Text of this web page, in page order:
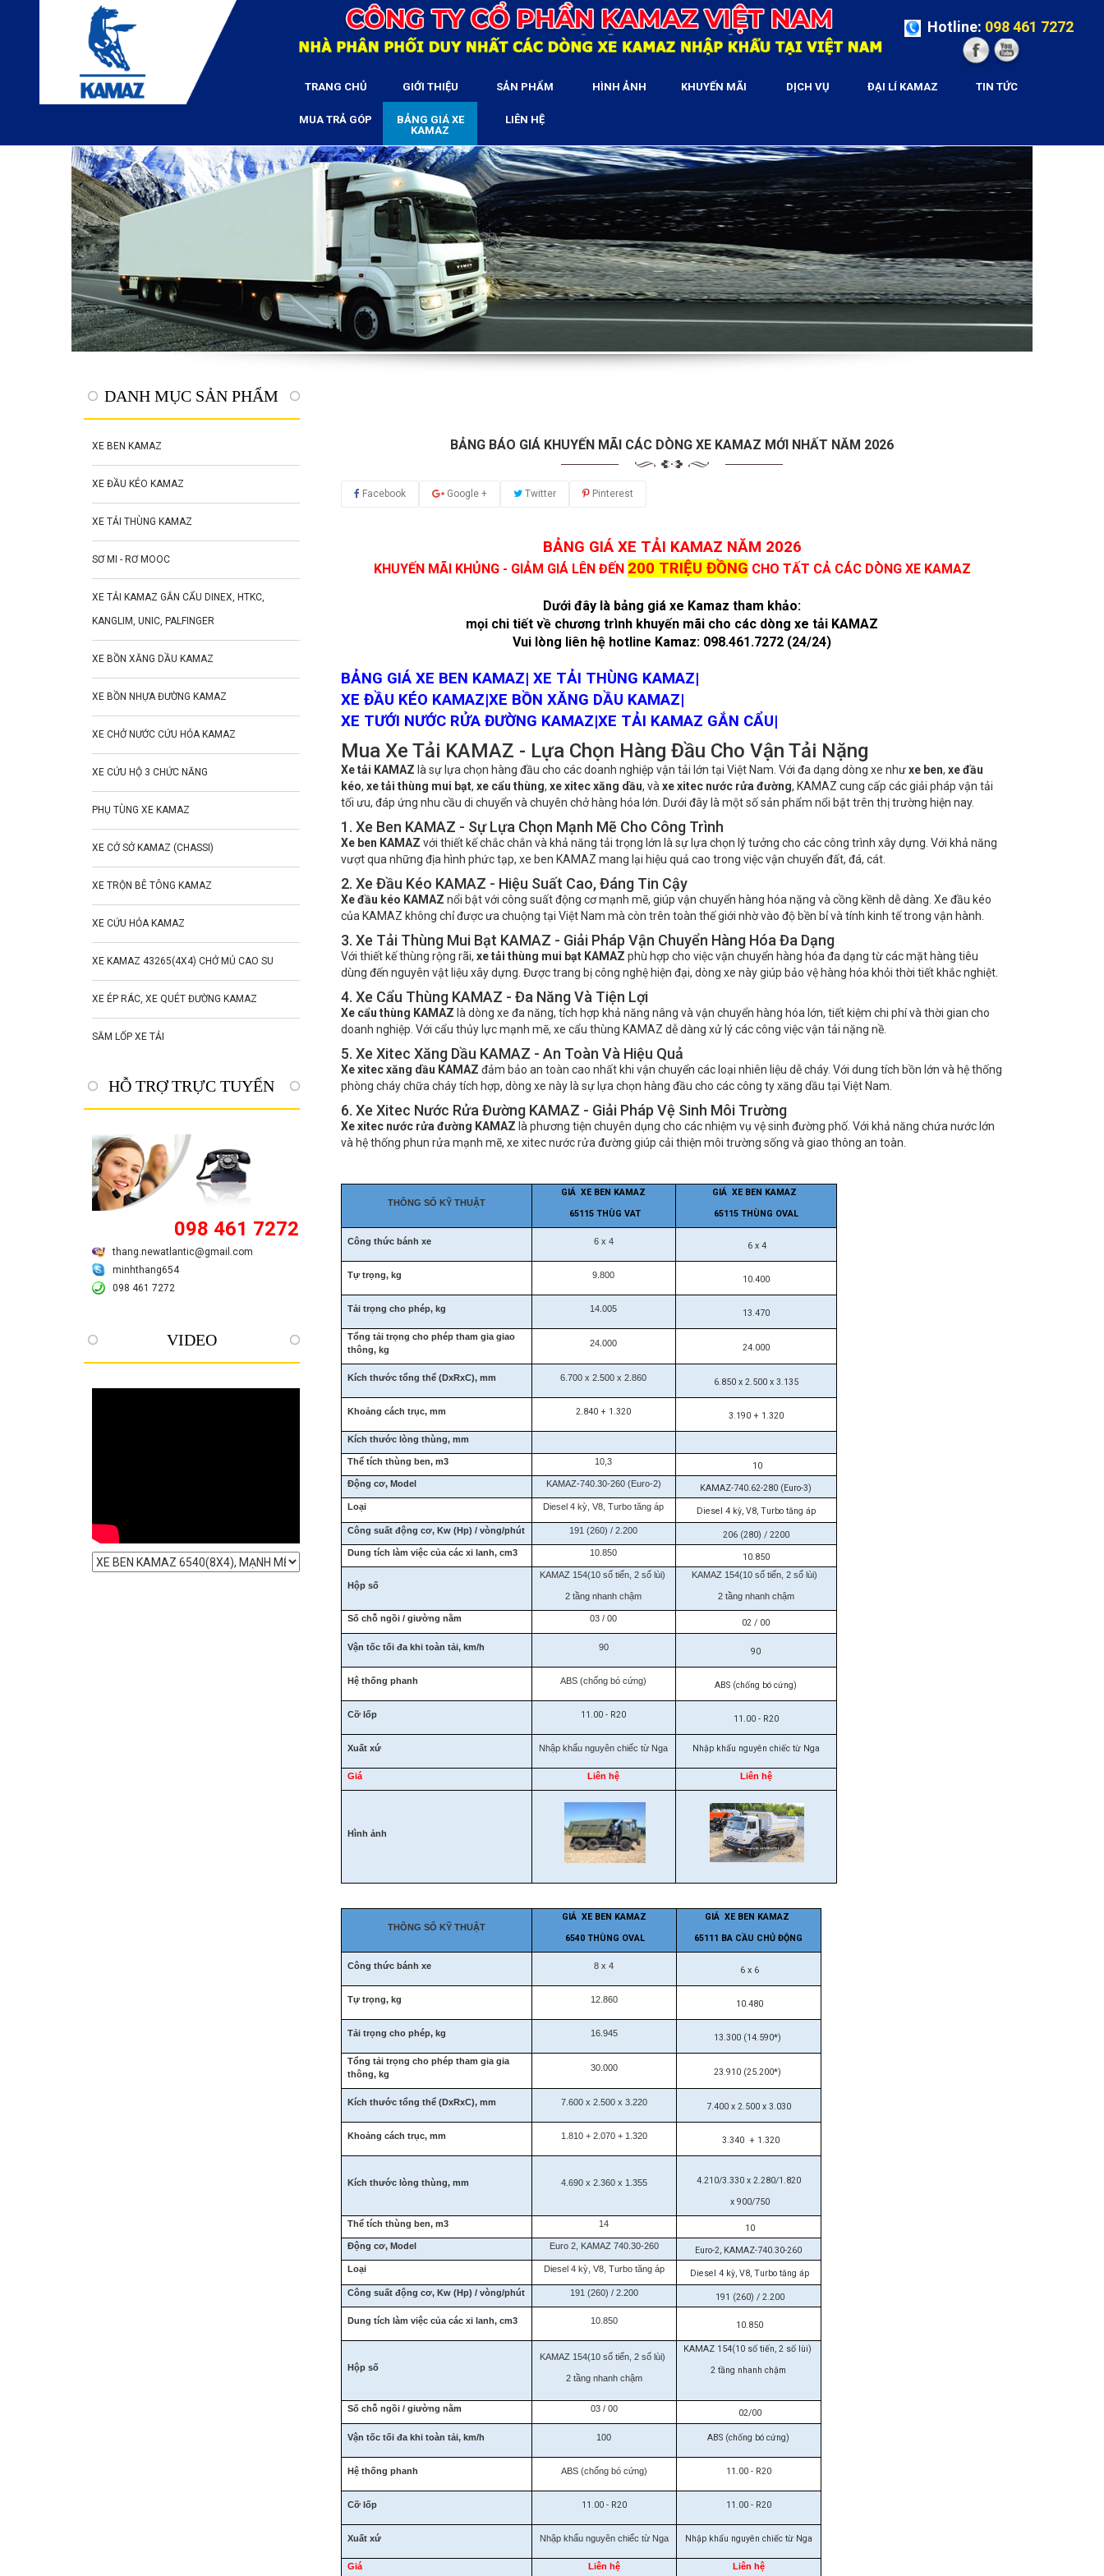
Hotline: 098 461 7272
TRANG CHỦ GIỚI THIỆU SẢN PHẨM HÌNH ẢNH KHUYẾN MÃI DỊCH VỤ ĐẠI LÍ KAMAZ TIN TỨC
MUA TRẢ GÓP
BẢNG GIÁ XE
KAMAZ
LIÊN HỆ
DANH MỤC SẢN PHẨM
XE BEN KAMAZ
XE ĐẦU KÉO KAMAZ
XE TẢI THÙNG KAMAZ
SƠ MI - RƠ MOOC
XE TẢI KAMAZ GẮN CẨU DINEX, HTKC,
KANGLIM, UNIC, PALFINGER
XE BỒN XĂNG DẦU KAMAZ
XE BỒN NHỰA ĐƯỜNG KAMAZ
XE CHỞ NƯỚC CỨU HỎA KAMAZ
XE CỨU HỘ 3 CHỨC NĂNG
PHỤ TÙNG XE KAMAZ
XE CỞ SỞ KAMAZ (CHASSI)
XE TRỘN BÊ TÔNG KAMAZ
XE CỨU HỎA KAMAZ
XE KAMAZ 43265(4X4) CHỞ MỦ CAO SU
XE ÉP RÁC, XE QUÉT ĐƯỜNG KAMAZ
SĂM LỐP XE TẢI
HỖ TRỢ TRỰC TUYẾN
098 461 7272
thang.newatlantic@gmail.com
minhthang654
098 461 7272
VIDEO
BẢNG BÁO GIÁ KHUYẾN MÃI CÁC DÒNG XE KAMAZ MỚI NHẤT NĂM 2026
Facebook Google + Twitter Pinterest
BẢNG GIÁ XE TẢI KAMAZ NĂM 2026
KHUYẾN MÃI KHỦNG - GIẢM GIÁ LÊN ĐẾN 200 TRIỆU ĐỒNG CHO TẤT CẢ CÁC DÒNG XE KAMAZ
Dưới đây là bảng giá xe Kamaz tham khảo:
mọi chi tiết về chương trình khuyến mãi cho các dòng xe tải KAMAZ
Vui lòng liên hệ hotline Kamaz: 098.461.7272 (24/24)
BẢNG GIÁ XE BEN KAMAZ| XE TẢI THÙNG KAMAZ|
XE ĐẦU KÉO KAMAZ|XE BỒN XĂNG DẦU KAMAZ|
XE TƯỚI NƯỚC RỬA ĐƯỜNG KAMAZ|XE TẢI KAMAZ GẮN CẨU|
Mua Xe Tải KAMAZ - Lựa Chọn Hàng Đầu Cho Vận Tải Nặng
Xe tải KAMAZ là sự lựa chọn hàng đầu cho các doanh nghiệp vận tải lớn tại Việt Nam. Với đa dạng dòng xe nhưxe ben, xe đầu
kéo, xe tải thùng mui bạt, xe cẩu thùng, xe xitec xăng dầu, và xe xitec nước rửa đường, KAMAZ cung cấp các giải pháp vận tải
tối ưu, đáp ứng nhu cầu di chuyển và chuyên chở hàng hóa lớn. Dưới đây là một số sản phẩm nổi bật trên thị trường hiện nay.
1. Xe Ben KAMAZ - Sự Lựa Chọn Mạnh Mẽ Cho Công Trình
Xe ben KAMAZ với thiết kế chắc chắn và khả năng tải trọng lớn là sự lựa chọn lý tưởng cho các công trình xây dựng. Với khả năng
vượt qua những địa hình phức tạp, xe ben KAMAZ mang lại hiệu quả cao trong việc vận chuyển đất, đá, cát.
2. Xe Đầu Kéo KAMAZ - Hiệu Suất Cao, Đáng Tin Cậy
Xe đầu kéo KAMAZ nổi bật với công suất động cơ mạnh mẽ, giúp vận chuyển hàng hóa nặng và cồng kềnh dễ dàng. Xe đầu kéo
của KAMAZ không chỉ được ưa chuộng tại Việt Nam mà còn trên toàn thế giới nhờ vào độ bền bỉ và tính kinh tế trong vận hành.
3. Xe Tải Thùng Mui Bạt KAMAZ - Giải Pháp Vận Chuyển Hàng Hóa Đa Dạng
Với thiết kế thùng rộng rãi, xe tải thùng mui bạt KAMAZ phù hợp cho việc vận chuyển hàng hóa đa dạng từ các mặt hàng tiêu
dùng đến nguyên vật liệu xây dựng. Được trang bị công nghệ hiện đại, dòng xe này giúp bảo vệ hàng hóa khỏi thời tiết khắc nghiệt.
4. Xe Cẩu Thùng KAMAZ - Đa Năng Và Tiện Lợi
Xe cẩu thùng KAMAZ là dòng xe đa năng, tích hợp khả năng nâng và vận chuyển hàng hóa lớn, tiết kiệm chi phí và thời gian cho
doanh nghiệp. Với cẩu thủy lực mạnh mẽ, xe cẩu thùng KAMAZ dễ dàng xử lý các công việc vận tải nặng nề.
5. Xe Xitec Xăng Dầu KAMAZ - An Toàn Và Hiệu Quả
Xe xitec xăng dầu KAMAZ đảm bảo an toàn cao nhất khi vận chuyển các loại nhiên liệu dễ cháy. Với dung tích bồn lớn và hệ thống
phòng cháy chữa cháy tích hợp, dòng xe này là sự lựa chọn hàng đầu cho các công ty xăng dầu tại Việt Nam.
6. Xe Xitec Nước Rửa Đường KAMAZ - Giải Pháp Vệ Sinh Môi Trường
Xe xitec nước rửa đường KAMAZ là phương tiện chuyên dụng cho các nhiệm vụ vệ sinh đường phố. Với khả năng chứa nước lớn
và hệ thống phun rửa mạnh mẽ, xe xitec nước rửa đường giúp cải thiện môi trường sống và giao thông an toàn.
THÔNG SỐ KỸ THUẬT
GIÁ XE BEN KAMAZ
65115 THÙG VAT
GIÁ XE BEN KAMAZ
65115 THÙNG OVAL
Công thức bánh xe 6 x 4 6 x 4
Tự trọng, kg 9.800 10.400
Tải trọng cho phép, kg 14.005 13.470
Tổng tải trọng cho phéptham gia giao
thông, kg
24.000 24.000
Kích thước tổng thể (DxRxC), mm 6.700 x 2.500 x 2.860 6.850 x 2.500 x 3.135
Khoảng cách trục, mm 2.840 + 1.320 3.190 + 1.320
Kích thước lòng thùng, mm
Thể tích thùng ben, m3 10,3 10
Động cơ, Model KAMAZ-740.30-260 (Euro-2) KAMAZ-740.62-280 (Euro-3)
Loại Diesel 4 kỳ, V8, Turbo tăng áp Diesel 4 kỳ, V8, Turbo tăng áp
Công suất động cơ, Kw (Hp) / vòng/phút 191 (260) / 2.200 206 (280) / 2200
Dung tích làm việc của các xi lanh, cm3 10.850 10.850
Hộp số
KAMAZ 154(10 số tiến, 2 số lùi)
2 tầng nhanh chậm
KAMAZ 154(10 số tiến, 2 số lùi)
2 tầng nhanh chậm
Số chỗ ngồi / giường nằm 03 / 00 02 / 00
Vận tốc tối đa khi toàn tải, km/h 90 90
Hệ thống phanh ABS (chống bó cứng) ABS (chống bó cứng)
Cỡ lốp 11.00 - R20 11.00 - R20
Xuất xứ Nhập khẩu nguyên chiếc từ Nga Nhập khẩu nguyên chiếc từ Nga
Giá Liên hệ Liên hệ
Hình ảnh
THÔNG SỐ KỸ THUẬT
GIÁ XE BEN KAMAZ
6540 THÙNG OVAL
GIÁ XE BEN KAMAZ
65111 BA CẦU CHỦ ĐỘNG
Công thức bánh xe 8 x 4 6 x 6
Tự trọng, kg 12.860 10.480
Tải trọng cho phép, kg 16.945 13.300 (14.590*)
Tổng tải trọng cho phéptham gia gia
thông, kg
30.000 23.910 (25.200*)
Kích thước tổng thể (DxRxC), mm 7.600 x 2.500 x 3.220 7.400 x 2.500 x 3.030
Khoảng cách trục, mm 1.810 + 2.070 + 1.320 3.340 + 1.320
Kích thước lòng thùng, mm 4.690 x 2.360 x 1.355
4.210/3.330 x 2.280/1.820
x 900/750
Thể tích thùng ben, m3 14 10
Động cơ, Model Euro 2, KAMAZ 740.30-260 Euro-2, KAMAZ-740.30-260
Loại Diesel 4 kỳ, V8, Turbo tăng áp Diesel 4 kỳ, V8, Turbo tăng áp
Công suất động cơ, Kw (Hp) / vòng/phút 191 (260) / 2.200 191 (260) / 2.200
Dung tích làm việc của các xi lanh, cm3 10.850 10.850
Hộp số
KAMAZ 154(10 số tiến, 2 số lùi)
2 tầng nhanh chậm
KAMAZ 154(10 số tiến, 2 số lùi)
2 tầng nhanh chậm
Số chỗ ngồi / giường nằm 03 / 00 02/00
Vận tốc tối đa khi toàn tải, km/h 100 ABS (chống bó cứng)
Hệ thống phanh ABS (chống bó cứng) 11.00 - R20
Cỡ lốp 11.00 - R20 11.00 - R20
Xuất xứ Nhập khẩu nguyên chiếc từ Nga Nhập khẩu nguyên chiếc từ Nga
Giá Liên hệ Liên hệ